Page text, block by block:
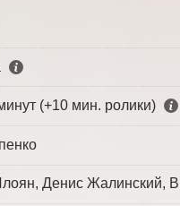
(+10 мин. ролики)
Денис Жалинский,